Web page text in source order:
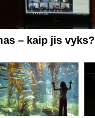
– kaip jis vyks?